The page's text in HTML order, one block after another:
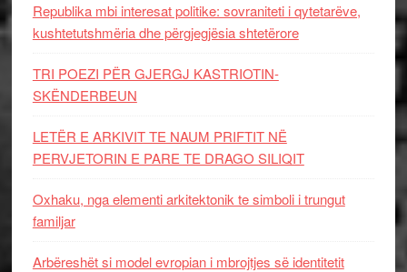
Republika mbi interesat politike: sovraniteti i qytetarëve,
kushtetutshmëria dhe përgjegjësia shtetërore
TRI POEZI PËR GJERGJ KASTRIOTIN-
SKËNDERBEUN
LETËR E ARKIVIT TE NAUM PRIFTIT NË
PERVJETORIN E PARE TE DRAGO SILIQIT
Oxhaku, nga elementi arkitektonik te simboli i trungut
familjar
Arbëreshët si model evropian i mbrojtjes së identitetit